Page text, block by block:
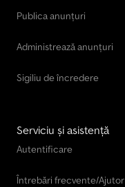
Publica anunțuri
Administrează anunțuri
Sigiliu de încredere
Serviciu și asistență
Autentificare
Întrebări frecvente/Ajutor